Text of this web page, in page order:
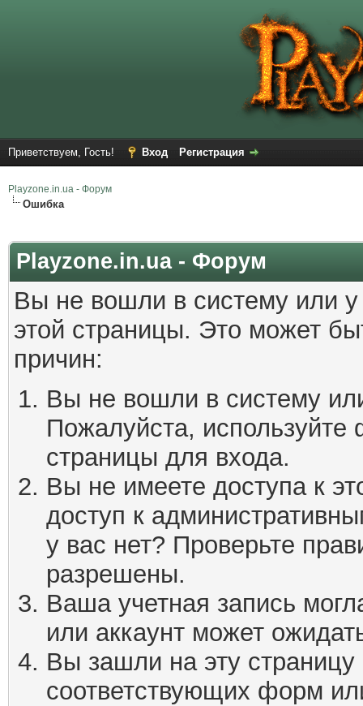
Приветствуем, Гость! Вход Регистрация
Playzone.in.ua - Форум
Ошибка
Playzone.in.ua - Форум
Вы не вошли в систему или
этой страницы. Это может
причин:
Вы не вошли в систему
Пожалуйста,
страницы для входа.
Вы не имеете доступа к
доступ к
у вас нет? Проверьте
разрешены.
Ваша учетная запись
или аккаунт может
Вы зашли на эту
соответствующих форм